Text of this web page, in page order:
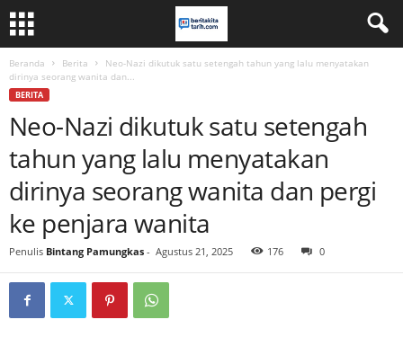
Beranda Berita
Neo-Nazi dikutuk satu setengah tahun yang lalu menyatakan
dirinya seorang wanita dan...
BERITA
Neo-Nazi dikutuk satu setengah
tahun yang lalu menyatakan
dirinya seorang wanita dan pergi
ke penjara wanita
Penulis Bintang Pamungkas - Agustus 21, 2025 176 0